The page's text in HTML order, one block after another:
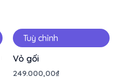
Tuỳ chỉnh
Vỏ gối
249.000,00₫